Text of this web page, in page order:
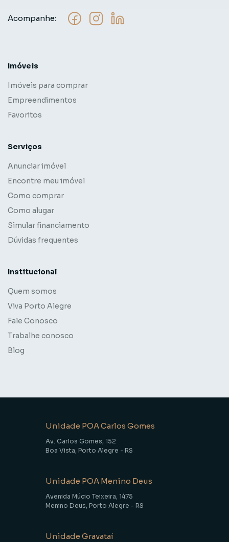
Acompanhe:
Imóveis
Imóveis para comprar
Empreendimentos
Favoritos
Serviços
Anunciar imóvel
Encontre meu imóvel
Como comprar
Como alugar
Simular financiamento
Dúvidas frequentes
Institucional
Quem somos
Viva Porto Alegre
Fale Conosco
Trabalhe conosco
Blog
Unidade POA Carlos Gomes
Av. Carlos Gomes, 152
Boa Vista, Porto Alegre - RS
Unidade POA Menino Deus
Avenida Múcio Teixeira, 1475
Menino Deus, Porto Alegre - RS
Unidade Gravataí